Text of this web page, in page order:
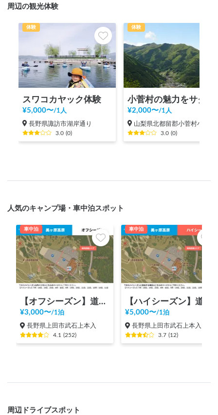
周辺の観光体験
体験
スワコカヤック体験
¥5,000〜/1人
長野県諏訪市湖岸通り
3.0 (0)
体験
¥2,000〜/1人
山梨県北都留郡小菅村小菅村（６６４以上）
3.0 (0)
人気のキャンプ場・車中泊スポット
車中泊
【オフシーズン】道の駅 美ヶ原高原
¥3,000〜/1泊
長野県上田市武石上本入
4.1 (252)
車中泊
¥5,000〜/1泊
長野県上田市武石上本入
3.7 (12)
周辺ドライブスポット